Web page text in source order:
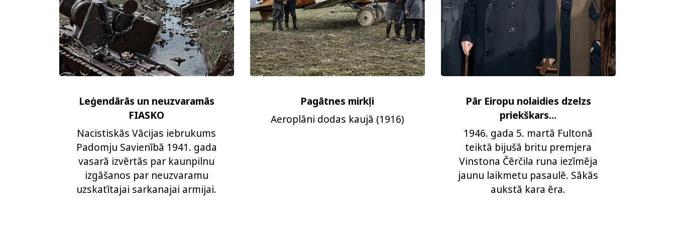
Leģendārās un neuzvaramās
FIASKO
Nacistiskās Vācijas iebrukums
Padomju Savienībā 1941. gada
vasarā izvērtās par kaunpilnu
izgāšanos par neuzvaramu
uzskatītajai sarkanajai armijai.
Pagātnes mirkļi
Aeroplāni dodas kaujā (1916)
Pār Eiropu nolaidies dzelzs
priekškars...
1946. gada 5. martā Fultonā
teiktā bijušā britu premjera
Vinstona Čērčila runa iezīmēja
jaunu laikmetu pasaulē. Sākās
aukstā kara ēra.